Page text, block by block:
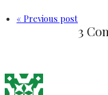
« Previous post
3